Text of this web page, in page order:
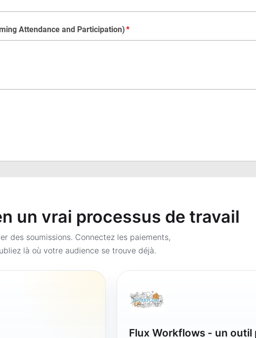
un vrai processus de travail
des soumissions. Connectez les paiements,
là où votre audience se trouve déjà.
Flux Workflows - un